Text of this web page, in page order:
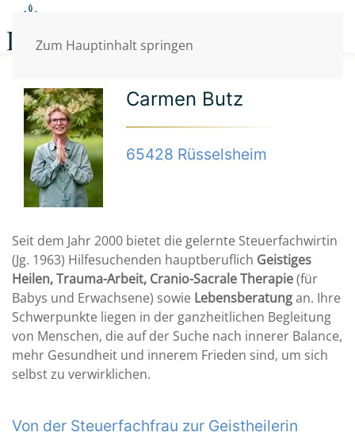
Zum Hauptinhalt springen
Carmen Butz
65428 Rüsselsheim
Seit dem Jahr 2000 bietet die gelernte Steuerfachwirtin
(Jg. 1963) Hilfesuchenden hauptberuflich Geistiges
Heilen, Trauma-Arbeit, Cranio-Sacrale Therapie(für
Babys und Erwachsene) sowie Lebensberatungan. Ihre
Schwerpunkte liegen in der ganzheitlichen Begleitung
von Menschen, die auf der Suche nach innerer Balance,
mehr Gesundheit und innerem Frieden sind, um sich
selbst zu verwirklichen.
Von der Steuerfachfrau zur Geistheilerin